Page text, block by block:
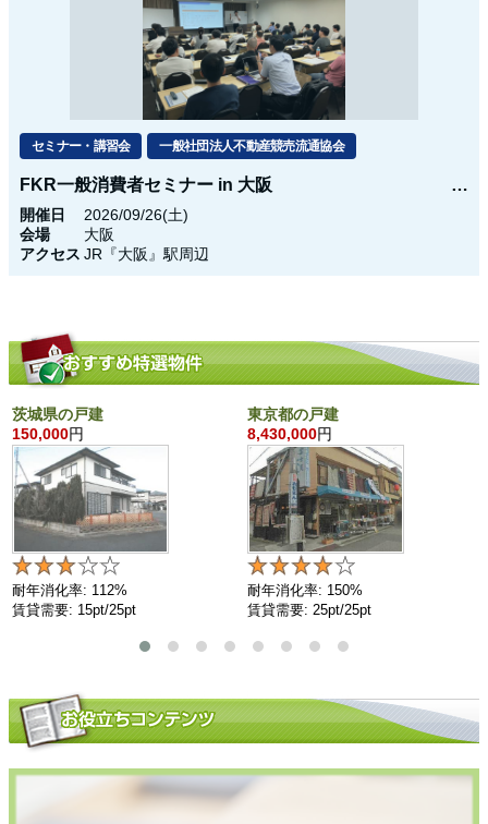
セミナー・講習会 一般社団法人不動産競売流通協会
FKR一般消費者セミナー in 大阪
開催日
2026/09/26(土)
会場
大阪
アクセス JR『大阪』駅周辺
茨城県の戸建
150,000円
耐年消化率: 112%
賃貸需要: 15pt/25pt
東京都の戸建
8,430,000円
耐年消化率: 150%
賃貸需要: 25pt/25pt